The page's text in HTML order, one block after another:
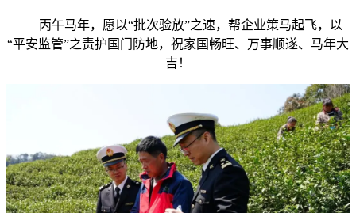
丙午马年，愿以“批次验放”之速，帮企业策马起飞，以
“平安监管”之责护国门防地，祝家国畅旺、万事顺遂、马年大
吉！